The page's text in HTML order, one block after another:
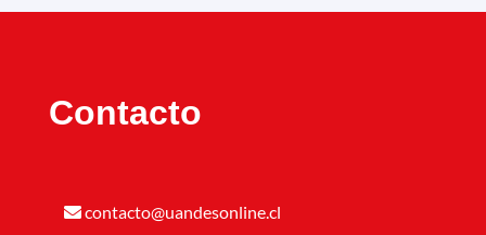
Contacto
contacto@uandesonline.cl